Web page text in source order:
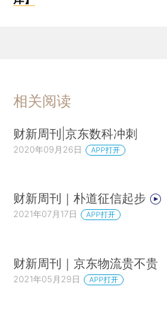
相关阅读
财新周刊|京东数科冲刺
2020年09月26日 APP打开
财新周刊｜朴道征信起步
2021年07月17日 APP打开
财新周刊｜京东物流贵不贵
2021年05月29日 APP打开